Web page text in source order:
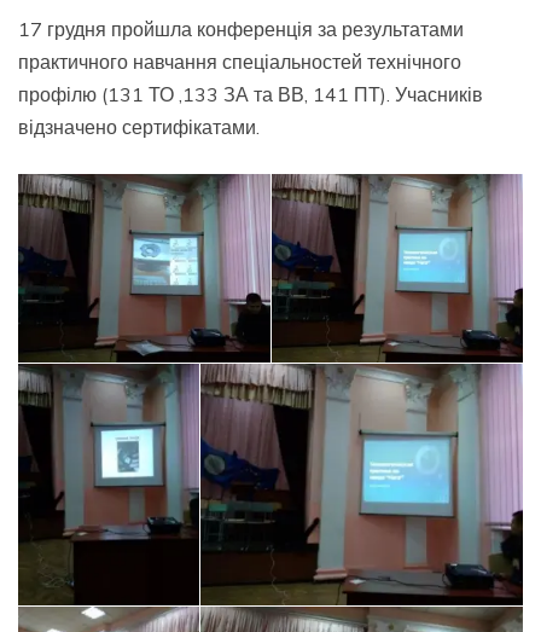
17 грудня пройшла конференція за результатами
практичного навчання спеціальностей технічного
профілю (131 ТО ,133 ЗА та ВВ, 141 ПТ). Учасників
відзначено сертифікатами.